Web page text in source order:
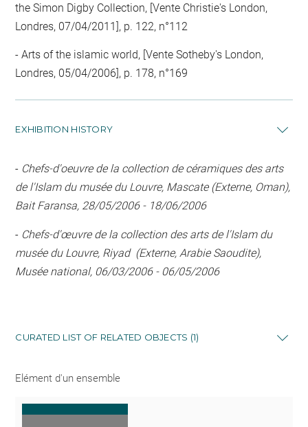
the Simon Digby Collection, [Vente Christie's London,
Londres, 07/04/2011], p. 122, n°112
- Arts of the islamic world, [Vente Sotheby's London,
Londres, 05/04/2006], p. 178, n°169
EXHIBITION HISTORY
- Chefs-d'oeuvre de la collection de céramiques des arts
de l'Islam du musée du Louvre, Mascate (Externe, Oman),
Bait Faransa, 28/05/2006 - 18/06/2006
- Chefs-d'œuvre de la collection des arts de l'Islam du
musée du Louvre, Riyad (Externe, Arabie Saoudite),
Musée national, 06/03/2006 - 06/05/2006
CURATED LIST OF RELATED OBJECTS (1)
Elément d'un ensemble